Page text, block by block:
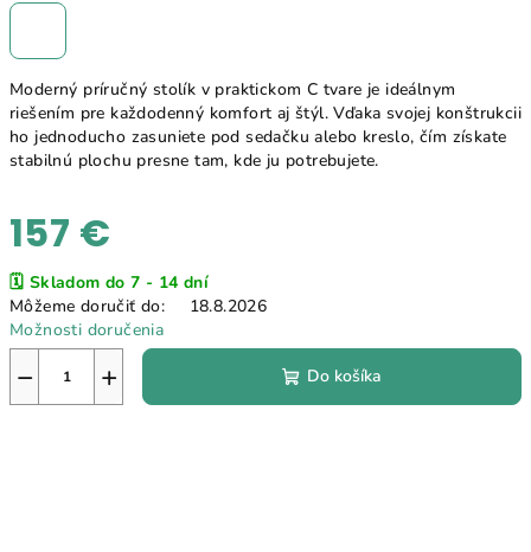
Moderný príručný stolík v praktickom C tvare je ideálnym
riešením pre každodenný komfort aj štýl. Vďaka svojej konštrukcii
ho jednoducho zasuniete pod sedačku alebo kreslo, čím získate
stabilnú plochu presne tam, kde ju potrebujete.
157 €
Jednotková
cena:
🗓️ Skladom do 7 - 14 dní
Môžeme doručiť do:
18.8.2026
Možnosti doručenia
+
− Do košíka